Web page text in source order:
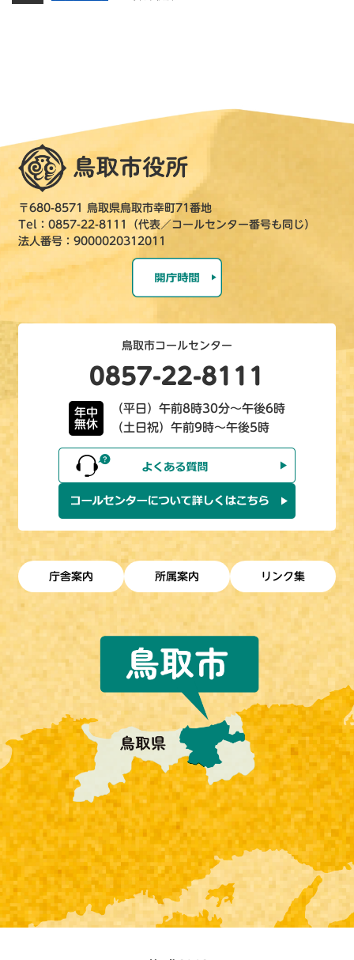
〒680-8571 鳥取県鳥取市幸町71番地
Tel：0857-22-8111（代表／コールセンター番号も同じ）
法人番号：9000020312011
鳥取市コールセンター
0857-22-8111
年中
無休
（平日）午前8時30分～午後6時
（土日祝）午前9時～午後5時
庁舎案内 所属案内 リンク集